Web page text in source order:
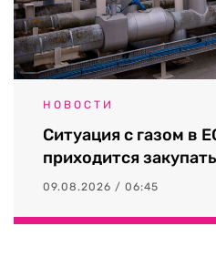
НОВОСТИ
Ситуация с газом в
приходится
09.08.2026 / 06:45